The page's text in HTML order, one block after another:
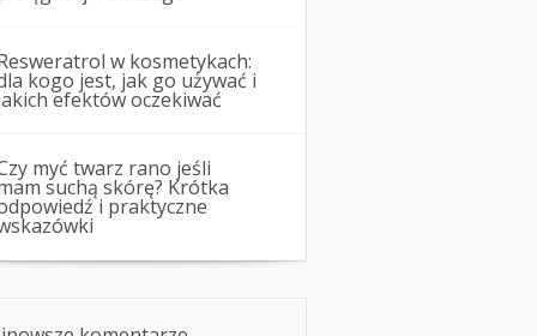
w kosmetykach:
kogo jest, jak go używać i
efektów oczekiwać
myć twarz rano jeśli
suchą skórę? Krótka
i praktyczne